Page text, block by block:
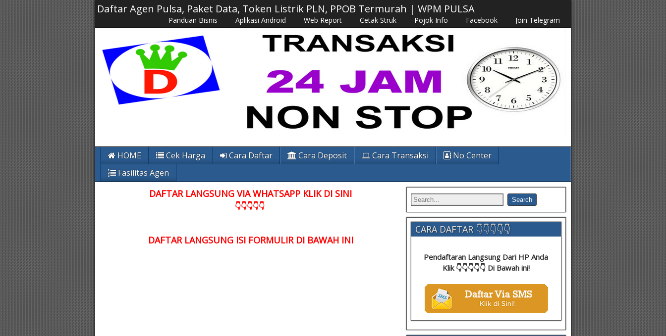
Daftar Agen Pulsa, Paket Data, Token Listrik PLN, PPOB Termurah | WPM PULSA
Panduan Bisnis Aplikasi Android Web Report Cetak Struk Pojok Info Facebook Join Telegram
HOME Cek Harga Cara Daftar Cara Deposit Cara Transaksi
No Center
Fasilitas Agen
DAFTAR LANGSUNG VIA WHATSAPP KLIK DI SINI
👇👇👇👇👇
DAFTAR LANGSUNG ISI FORMULIR DI BAWAH INI
CARA DAFTAR 👇👇👇👇👇
Pendaftaran Langsung Dari HP Anda
Klik 👇👇👇👇👇 Di Bawah ini!